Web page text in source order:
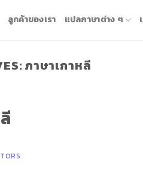
ลูกค้าของเรา แปลภาษาต่าง ๆ
ภาษาเกาหลี